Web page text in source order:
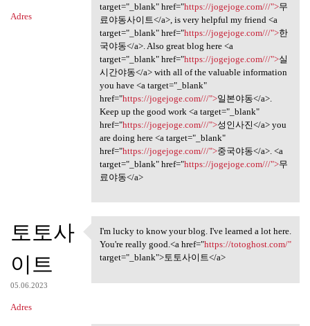
Adres
target="_blank" href="https://jogejoge.com///">무
료야동사이트</a>, is very helpful my friend <a
target="_blank" href="https://jogejoge.com///">한
국야동</a>. Also great blog here <a
target="_blank" href="https://jogejoge.com///">실
시간야동</a> with all of the valuable information
you have <a target="_blank"
href="https://jogejoge.com///">일본야동</a>.
Keep up the good work <a target="_blank"
href="https://jogejoge.com///">성인사진</a> you
are doing here <a target="_blank"
href="https://jogejoge.com///">중국야동</a>. <a
target="_blank" href="https://jogejoge.com///">무
료야동</a>
토토사
이트
05.06.2023
Adres
I'm lucky to know your blog.
I'm lucky to know your blog. I've learned a lot here.
You're really good.<a href="https://totoghost.com/"
target="_blank">토토사이트</a>